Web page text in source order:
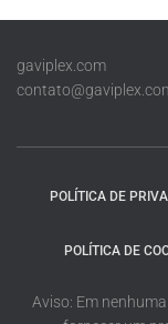
gaviplex.com
POLÍTICA DE
POLÍTICA DE
Aviso: Em